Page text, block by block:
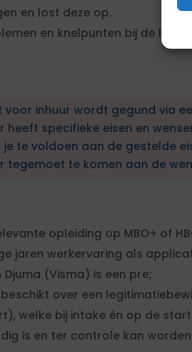
en lost deze op.
en knelpunten bij de
voor inhuur wordt gegund via
specifieke eisen en
je te voldoen aan de gestelde
tegemoet te komen aan de
opleiding op MBO+ of
jaren werkervaring als
(Visma) is een pre;
over een
welke bij intake én op de
is en ter controle kan